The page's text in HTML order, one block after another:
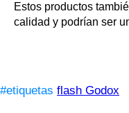
Estos productos
calidad y podrían ser
#etiquetas flash Godox